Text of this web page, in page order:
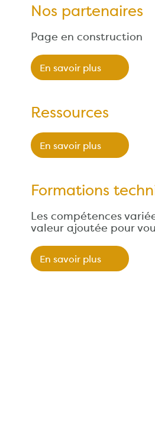
Nos partenaires
Page en construction
En savoir plus
Ressources
En savoir plus
Formations
Les compétences
valeur ajoutée pour
En savoir plus